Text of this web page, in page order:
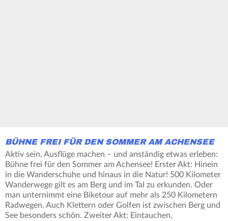
BÜHNE FREI FÜR DEN SOMMER AM ACHENSEE
Aktiv sein, Ausflüge machen – und anständig etwas erleben:
Bühne frei für den Sommer am Achensee! Erster Akt: Hinein
in die Wanderschuhe und hinaus in die Natur! 500 Kilometer
Wanderwege gilt es am Berg und im Tal zu erkunden. Oder
man unternimmt eine Biketour auf mehr als 250 Kilometern
Radwegen. Auch Klettern oder Golfen ist zwischen Berg und
See besonders schön. Zweiter Akt: Eintauchen,